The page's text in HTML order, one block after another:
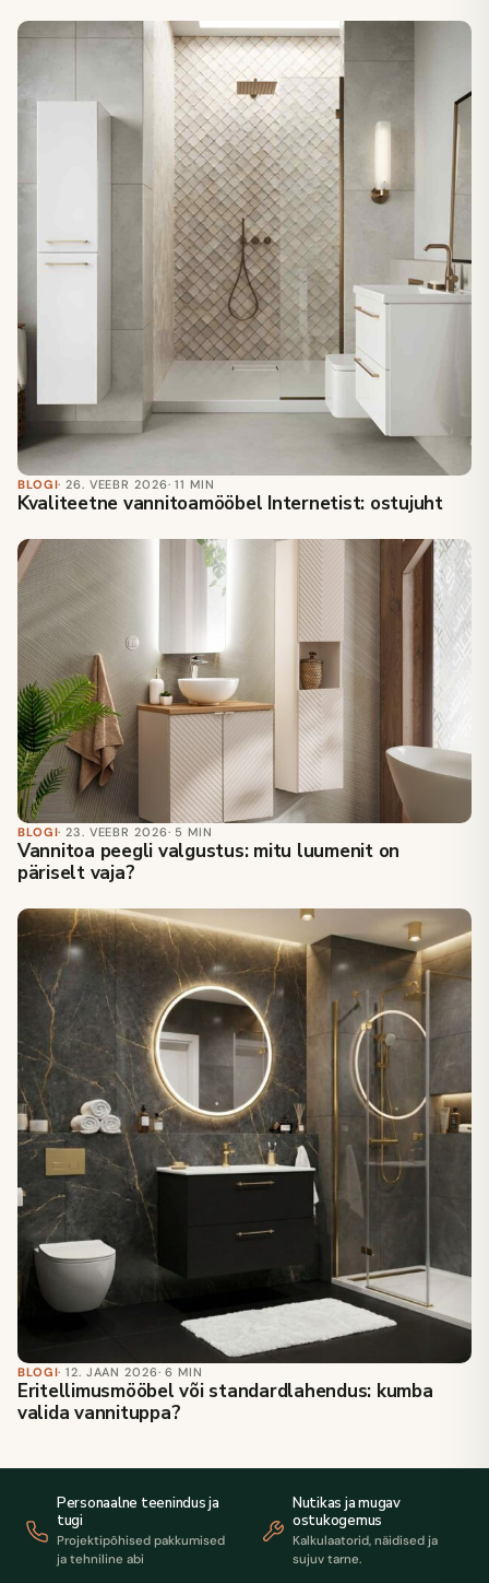
BLOGI· 26. VEEBR 2026· 11 MIN
Kvaliteetne vannitoamööbel Internetist: ostujuht
BLOGI· 23. VEEBR 2026· 5 MIN
Vannitoa peegli valgustus: mitu luumenit on
päriselt vaja?
BLOGI· 12. JAAN 2026· 6 MIN
Eritellimusmööbel või standardlahendus: kumba
valida vannituppa?
Personaalne teenindus ja
tugi
Projektipõhised pakkumised
ja tehniline abi
Nutikas ja mugav
ostukogemus
Kalkulaatorid, näidised ja
sujuv tarne.